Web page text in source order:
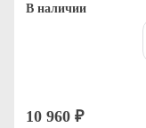
В наличии
10 960 ₽